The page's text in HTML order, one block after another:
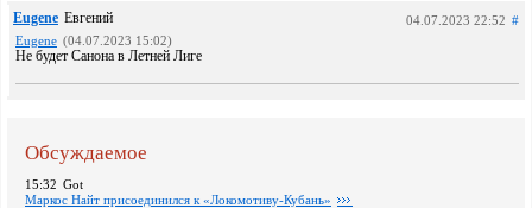
Eugene Евгений 04.07.2023 22:52 #
Eugene (04.07.2023 15:02)
Не будет Санона в Летней Лиге
Обсуждаемое
15:32 Got
Маркос Найт присоединился к «Локомотиву-Кубань»